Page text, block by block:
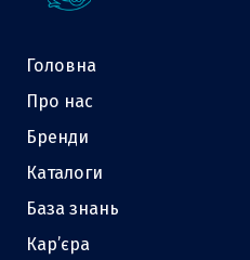
Головна
Про нас
Бренди
Каталоги
База знань
Кар’єра